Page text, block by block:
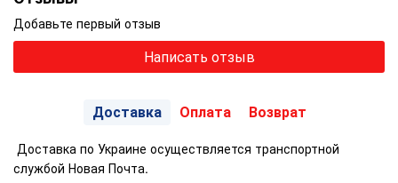
Добавьте первый отзыв
Написать отзыв
Доставка Оплата Возврат
Доставка по Украине осуществляется транспортной
службой Новая Почта.